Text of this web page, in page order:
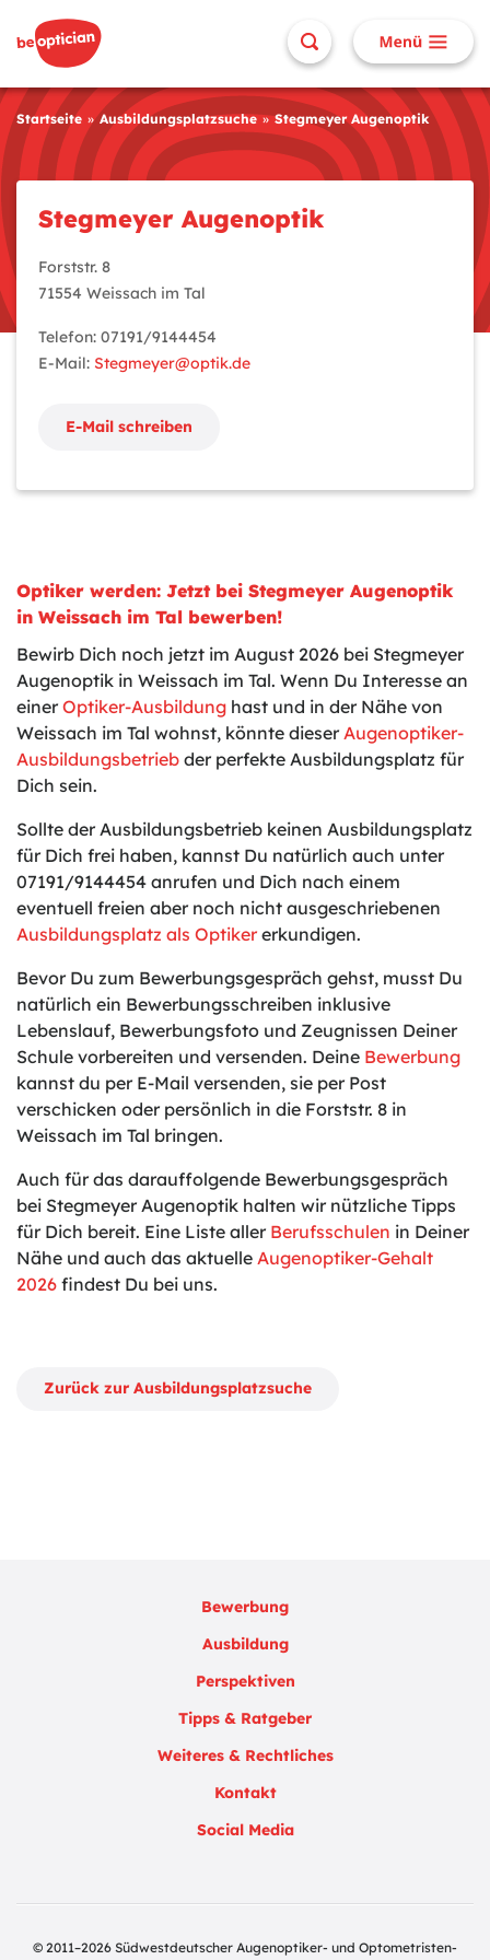
Startseite Ausbildungsplatzsuche Stegmeyer Augenoptik
Stegmeyer Augenoptik
Forststr. 8
71554 Weissach im Tal
Telefon: 07191/9144454
E-Mail: Stegmeyer@optik.de
E-Mail schreiben
Optiker werden: Jetzt bei Stegmeyer Augenoptik
in Weissach im Tal bewerben!
Bewirb Dich noch jetzt im August 2026 bei Stegmeyer
Augenoptik in Weissach im Tal. Wenn Du Interesse an
einer Optiker-Ausbildung hast und in der Nähe von
Weissach im Tal wohnst, könnte dieser Augenoptiker-
Ausbildungsbetrieb der perfekte Ausbildungsplatz für
Dich sein.
Sollte der Ausbildungsbetrieb keinen Ausbildungsplatz
für Dich frei haben, kannst Du natürlich auch unter
07191/9144454 anrufen und Dich nach einem
eventuell freien aber noch nicht ausgeschriebenen
Ausbildungsplatz als Optiker erkundigen.
Bevor Du zum Bewerbungsgespräch gehst, musst Du
natürlich ein Bewerbungsschreiben inklusive
Lebenslauf, Bewerbungsfoto und Zeugnissen Deiner
Schule vorbereiten und versenden. Deine Bewerbung
kannst du per E-Mail versenden, sie per Post
verschicken oder persönlich in die Forststr. 8 in
Weissach im Tal bringen.
Auch für das darauffolgende Bewerbungsgespräch
bei Stegmeyer Augenoptik halten wir nützliche Tipps
für Dich bereit. Eine Liste aller Berufsschulen in Deiner
Nähe und auch das aktuelle Augenoptiker-Gehalt
2026 findest Du bei uns.
Zurück zur Ausbildungsplatzsuche
Bewerbung
Ausbildung
Perspektiven
Tipps & Ratgeber
Weiteres & Rechtliches
Kontakt
Social Media
© 2011–2026 Südwestdeutscher Augenoptiker- und Optometristen-